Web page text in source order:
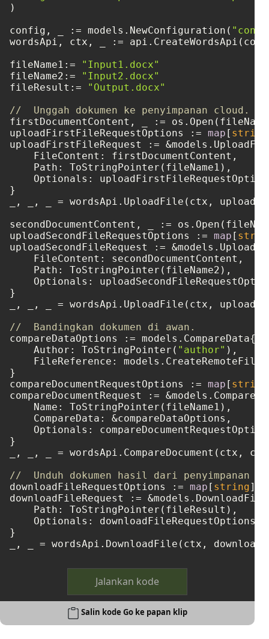
)
config, _ := models.NewConfiguration(
wordsApi, ctx, _ :=
fileName1:=
"Input1.docx"
fileName2:=
"Input2.docx"
fileResult:=
"Output.docx"
//  Unggah dokumen ke penyimpanan cloud.
firstDocumentContent, _ :=
uploadFirstFileRequestOptions := map [ string
uploadFirstFileRequest :=
    FileContent: firstDocumentContent,
    Path: ToStringPointer(fileName1),
Optionals:
}
_, _, _ = wordsApi.UploadFile(ctx,
secondDocumentContent, _ :=
uploadSecondFileRequestOptions := map [
uploadSecondFileRequest :=
    FileContent: secondDocumentContent,
    Path: ToStringPointer(fileName2),
Optionals:
}
_, _, _ = wordsApi.UploadFile(ctx,
//  Bandingkan dokumen di awan.
compareDataOptions := models.CompareData{
    Author: ToStringPointer(
"author" ),
FileReference:
}
compareDocumentRequestOptions := map [ string
compareDocumentRequest :=
    Name: ToStringPointer(fileName1),
    CompareData: &compareDataOptions,
Optionals:
}
_, _, _ = wordsApi.CompareDocument(ctx,
//  Unduh dokumen hasil dari penyimpanan
downloadFileRequestOptions := map [ string]
downloadFileRequest :=
    Path: ToStringPointer(fileResult),
    Optionals: downloadFileRequestOptions,
}
Jalankan kode
Salin kode Go ke papan klip